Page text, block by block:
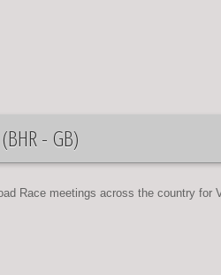
- GB)
Race meetings across the country for